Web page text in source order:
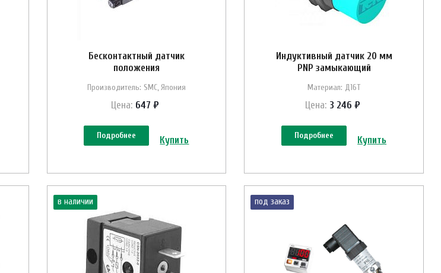
Бесконтактный датчик
положения
Производитель: SMC, Япония
Цена: 647 ₽
Подробнее Купить
Индуктивный датчик 20 мм
PNP замыкающий
Материал: Д16Т
Цена: 3 246 ₽
Подробнее Купить
в наличии под заказ